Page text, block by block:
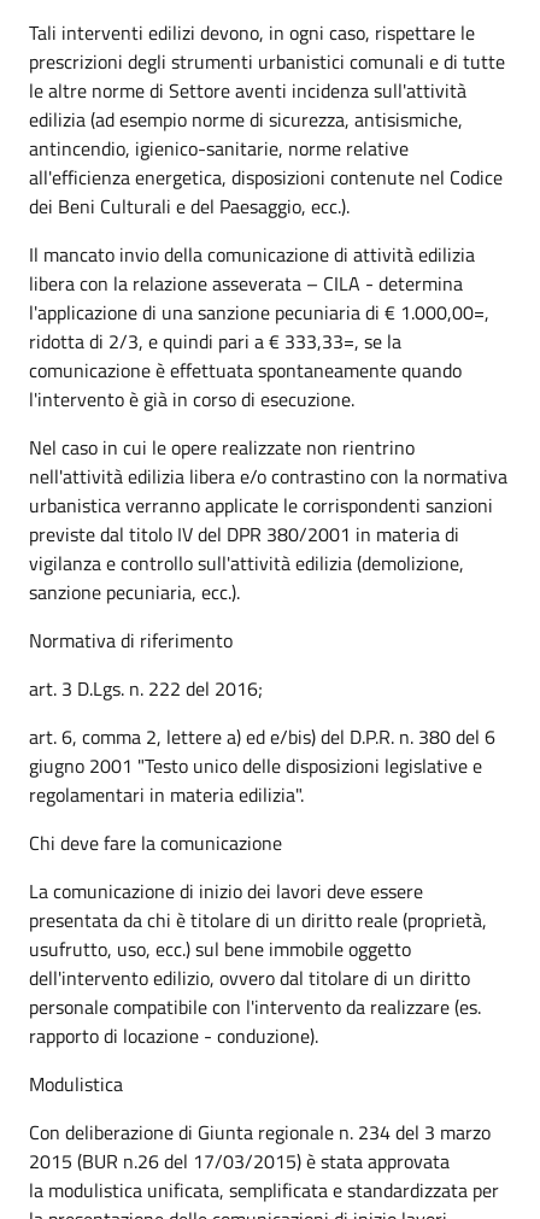
Tali interventi edilizi devono, in ogni caso, rispettare le
prescrizioni degli strumenti urbanistici comunali e di tutte
le altre norme di Settore aventi incidenza sull'attività
edilizia (ad esempio norme di sicurezza, antisismiche,
antincendio, igienico-sanitarie, norme relative
all'efficienza energetica, disposizioni contenute nel Codice
dei Beni Culturali e del Paesaggio, ecc.).
Il mancato invio della comunicazione di attività edilizia
libera con la relazione asseverata – CILA - determina
l'applicazione di una sanzione pecuniaria di € 1.000,00=,
ridotta di 2/3, e quindi pari a € 333,33=, se la
comunicazione è effettuata spontaneamente quando
l'intervento è già in corso di esecuzione.
Nel caso in cui le opere realizzate non rientrino
nell'attività edilizia libera e/o contrastino con la normativa
urbanistica verranno applicate le corrispondenti sanzioni
previste dal titolo IV del DPR 380/2001 in materia di
vigilanza e controllo sull'attività edilizia (demolizione,
sanzione pecuniaria, ecc.).
Normativa di riferimento
art. 3 D.Lgs. n. 222 del 2016;
art. 6, comma 2, lettere a) ed e/bis) del D.P.R. n. 380 del 6
giugno 2001 "Testo unico delle disposizioni legislative e
regolamentari in materia edilizia".
Chi deve fare la comunicazione
La comunicazione di inizio dei lavori deve essere
presentata da chi è titolare di un diritto reale (proprietà,
usufrutto, uso, ecc.) sul bene immobile oggetto
dell'intervento edilizio, ovvero dal titolare di un diritto
personale compatibile con l'intervento da realizzare (es.
rapporto di locazione - conduzione).
Modulistica
Con deliberazione di Giunta regionale n. 234 del 3 marzo
2015 (BUR n.26 del 17/03/2015) è stata approvata
la modulistica unificata, semplificata e standardizzata per